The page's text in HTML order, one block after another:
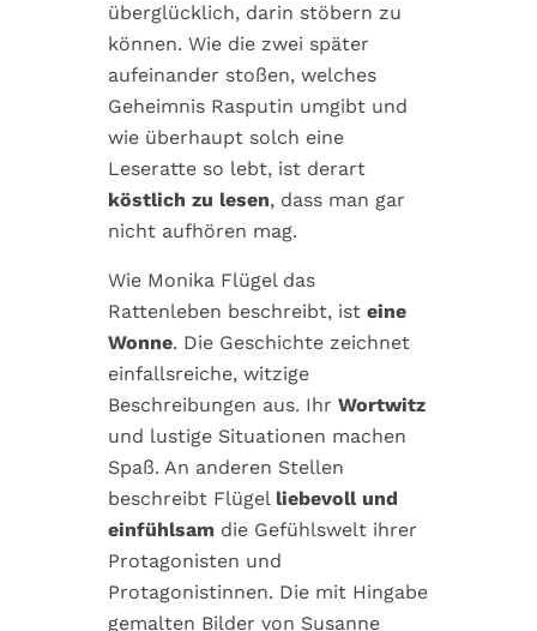
überglücklich, darin stöbern zu
können. Wie die zwei später
aufeinander stoßen, welches
Geheimnis Rasputin umgibt und
wie überhaupt solch eine
Leseratte so lebt, ist derart
köstlich zu lesen, dass man gar
nicht aufhören mag.
Wie Monika Flügel das
Rattenleben beschreibt, ist eine
Wonne. Die Geschichte zeichnet
einfallsreiche, witzige
Beschreibungen aus. Ihr Wortwitz
und lustige Situationen machen
Spaß. An anderen Stellen
beschreibt Flügel liebevoll und
einfühlsam die Gefühlswelt ihrer
Protagonisten und
Protagonistinnen. Die mit Hingabe
gemalten Bilder von Susanne